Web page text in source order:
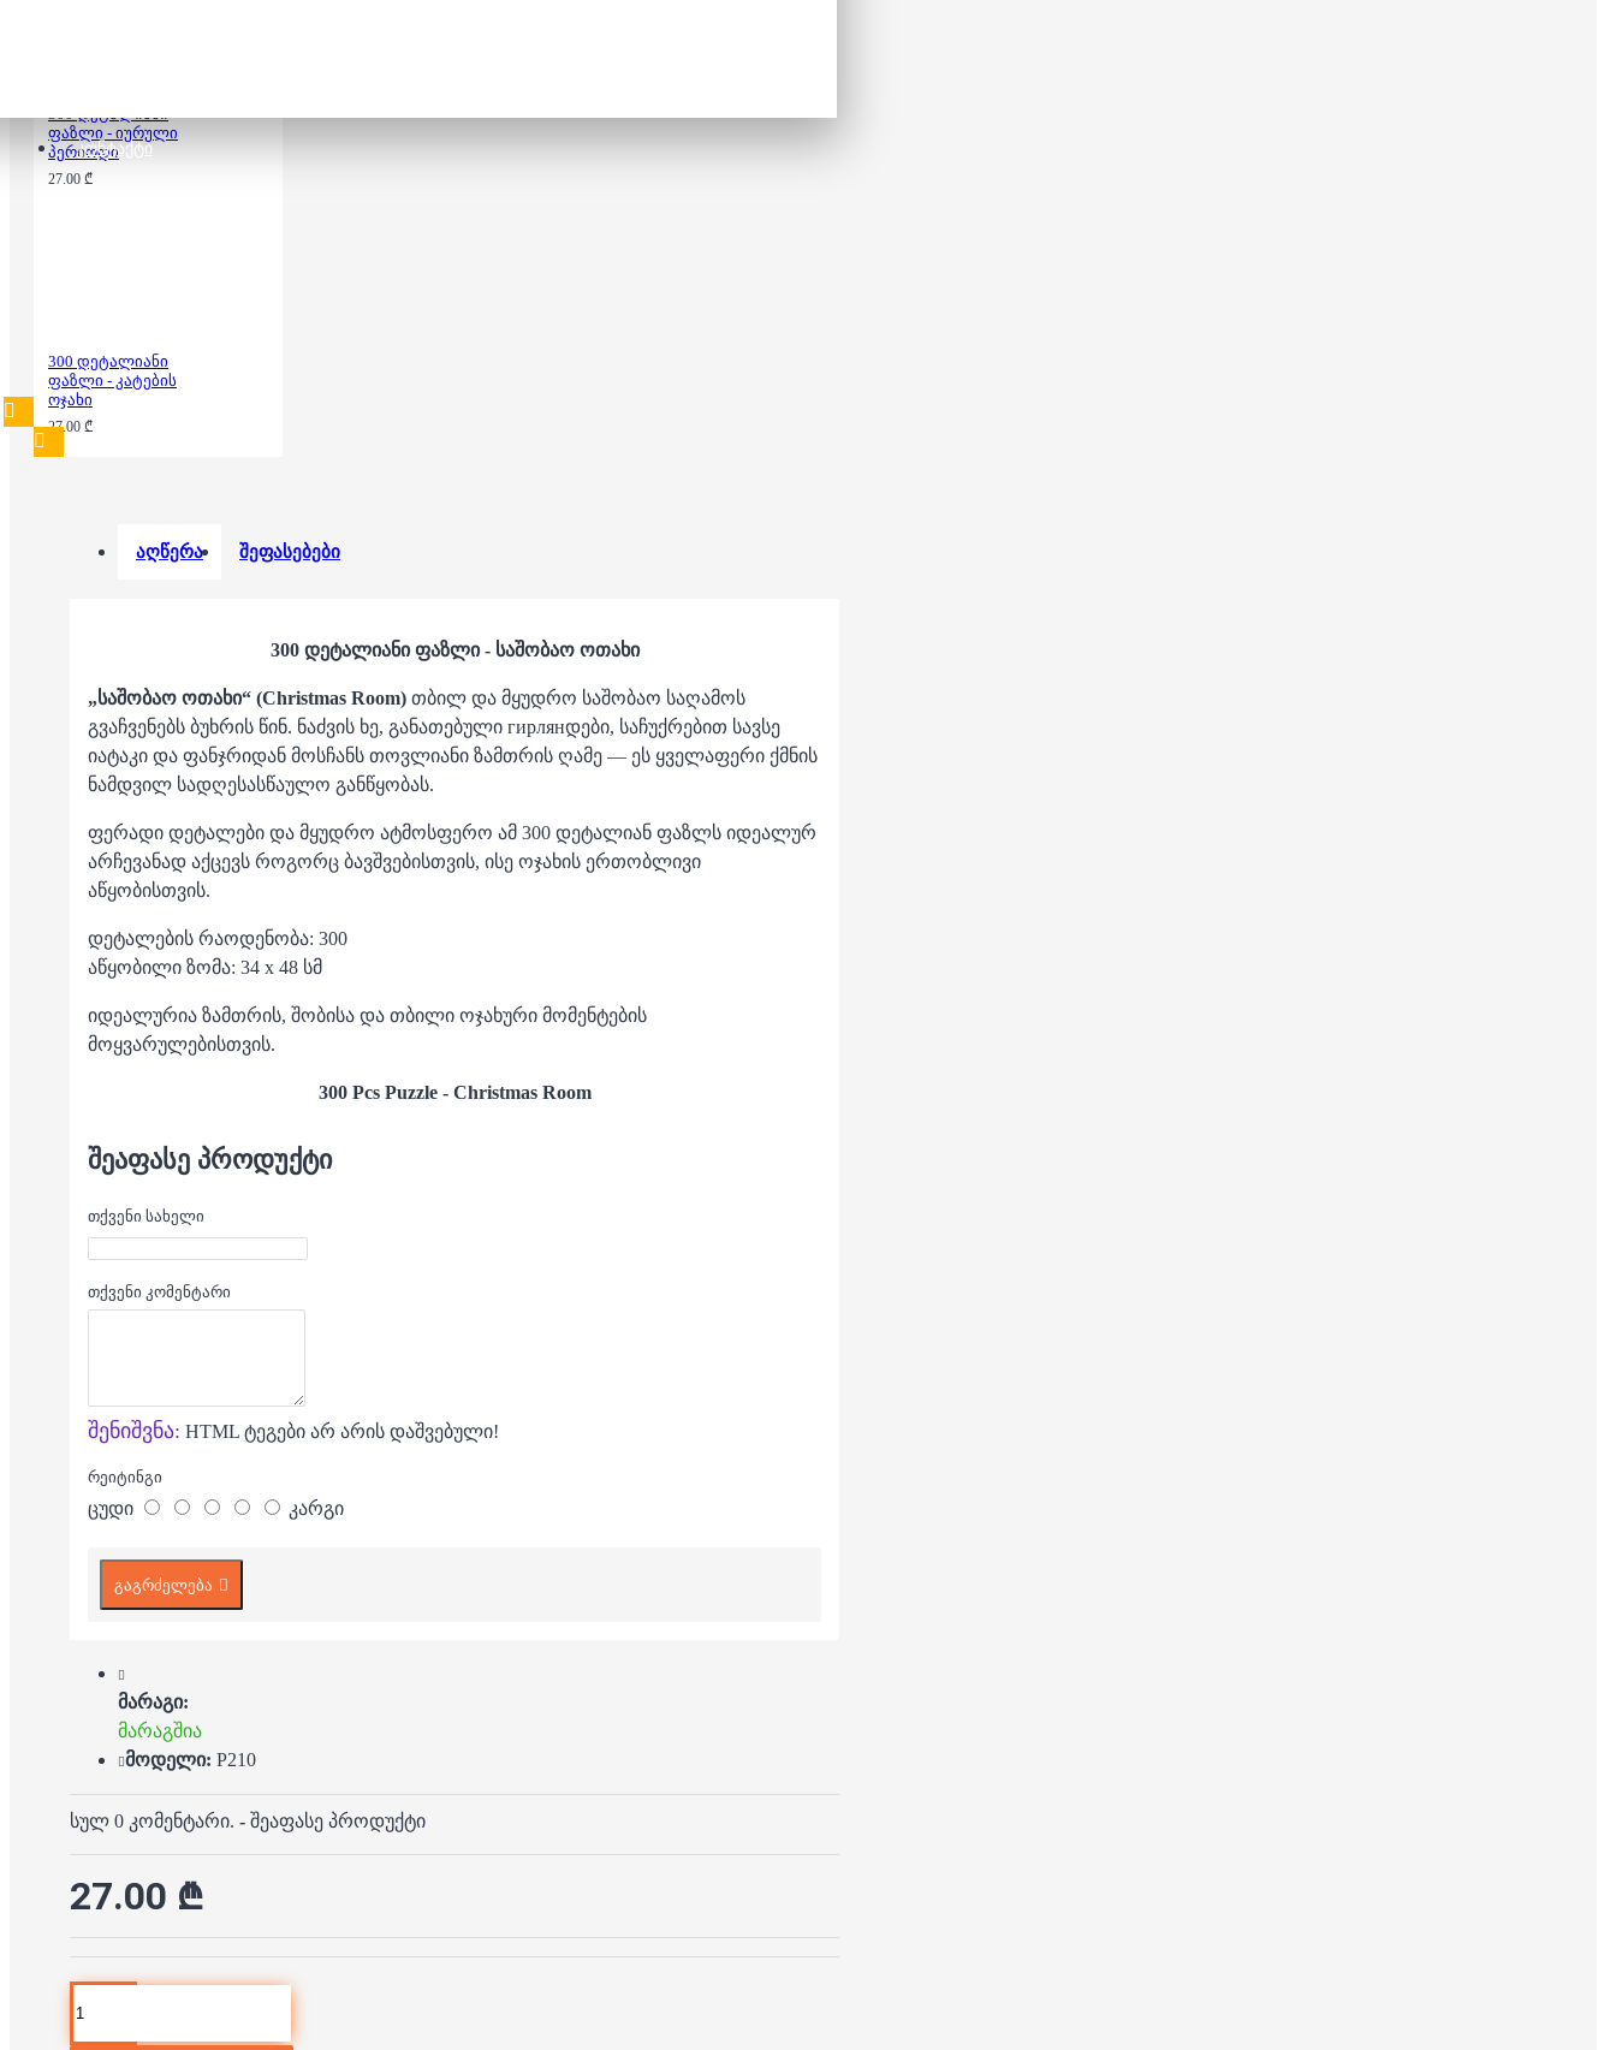
ᲙᲝᲜᲢᲐᲥᲢᲘ
300 დეტალიანი
ფაზლი - იურული
პერიოდი
27.00 ₾
300 დეტალიანი
ფაზლი - კატების
ოჯახი
27.00 ₾
აღწერა შეფასებები
300 დეტალიანი ფაზლი - საშობაო ოთახი
„საშობაო ოთახი“ (Christmas Room) თბილ და მყუდრო საშობაო საღამოს
გვაჩვენებს ბუხრის წინ. ნაძვის ხე, განათებული гирлянდები, საჩუქრებით სავსე
იატაკი და ფანჯრიდან მოსჩანს თოვლიანი ზამთრის ღამე — ეს ყველაფერი ქმნის
ნამდვილ სადღესასწაულო განწყობას.
ფერადი დეტალები და მყუდრო ატმოსფერო ამ 300 დეტალიან ფაზლს იდეალურ
არჩევანად აქცევს როგორც ბავშვებისთვის, ისე ოჯახის ერთობლივი
აწყობისთვის.
დეტალების რაოდენობა: 300
აწყობილი ზომა: 34 x 48 სმ
იდეალურია ზამთრის, შობისა და თბილი ოჯახური მომენტების
მოყვარულებისთვის.
300 Pcs Puzzle - Christmas Room
ᲨᲔᲐᲤᲐᲡᲔ ᲞᲠᲝᲓᲣᲥᲢᲘ
თქვენი სახელი
თქვენი კომენტარი
შენიშვნა: HTML ტეგები არ არის დაშვებული!
რეიტინგი
ცუდი კარგი
გაგრძელება
მარაგი:
მარაგშია
მოდელი: P210
სულ 0 კომენტარი. - შეაფასე პროდუქტი
27.00 ₾